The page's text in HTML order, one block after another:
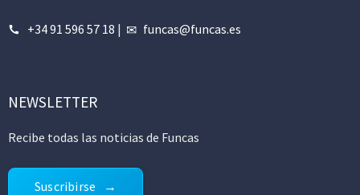
+34 91 596 57 18 | funcas@funcas.es
NEWSLETTER
Recibe todas las noticias de Funcas
Suscribirse